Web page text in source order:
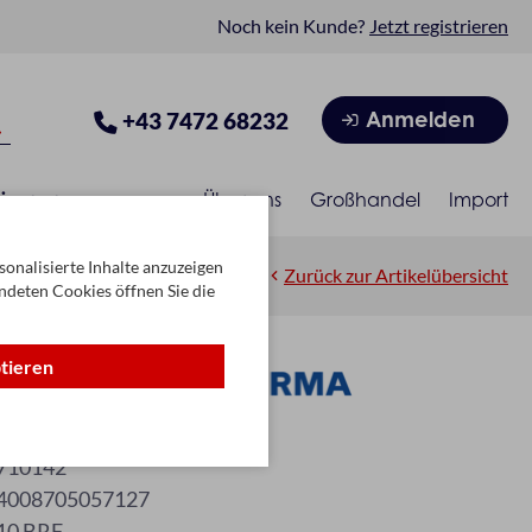
Noch kein Kunde? Jetzt registrieren
+43 7472 68232 Anmelden
Über uns Großhandel Import
Zurück zur Artikelübersicht
5712
Inhalte anzuzeigen
Cookies öffnen Sie die